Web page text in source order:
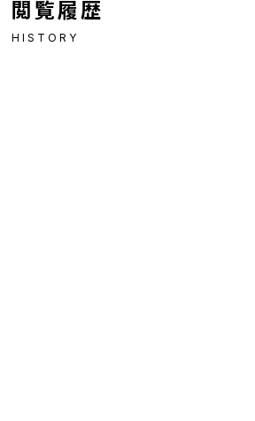
閲覧履歴
HISTORY